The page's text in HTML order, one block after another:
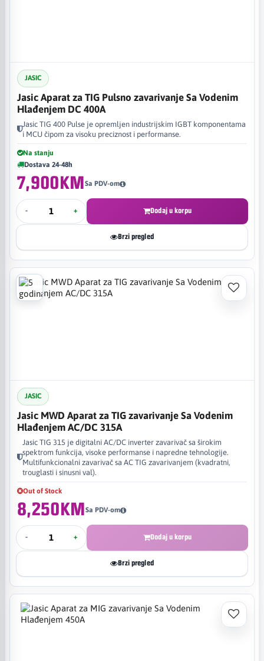
JASIC
Jasic Aparat za TIG Pulsno zavarivanje Sa Vodenim
Hlađenjem DC 400A
Jasic TIG 400 Pulse je opremljen industrijskim IGBT komponentama
i MCU čipom za visoku preciznost i performanse.
Na stanju
Dostava 24-48h
7,900KMSa PDV-om
- + Dodaj u korpu
Brzi pregled
JASIC
Jasic MWD Aparat za TIG zavarivanje Sa Vodenim
Hlađenjem AC/DC 315A
Jasic TIG 315 je digitalni AC/DC inverter zavarivač sa širokim
spektrom funkcija, visoke performanse i napredne tehnologije.
Multifunkcionalni zavarivač sa AC TIG zavarivanjem (kvadratni,
trouglasti i sinusni val).
Out of Stock
8,250KMSa PDV-om
- + Dodaj u korpu
Brzi pregled